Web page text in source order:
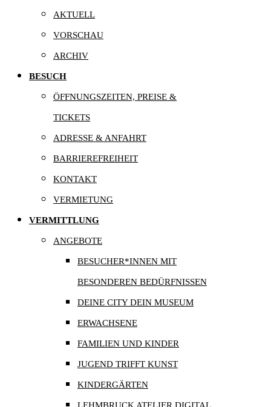
AKTUELL
VORSCHAU
ARCHIV
BESUCH
ÖFFNUNGSZEITEN, PREISE &
TICKETS
ADRESSE & ANFAHRT
BARRIEREFREIHEIT
KONTAKT
VERMIETUNG
VERMITTLUNG
ANGEBOTE
BESUCHER*INNEN MIT
BESONDEREN BEDÜRFNISSEN
DEINE CITY DEIN MUSEUM
ERWACHSENE
FAMILIEN UND KINDER
JUGEND TRIFFT KUNST
KINDERGÄRTEN